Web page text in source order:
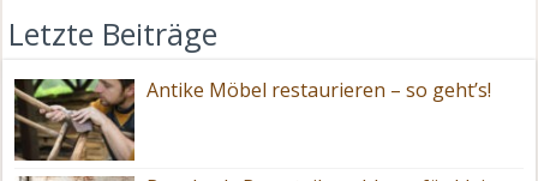
Letzte Beiträge
Antike Möbel restaurieren – so geht’s!